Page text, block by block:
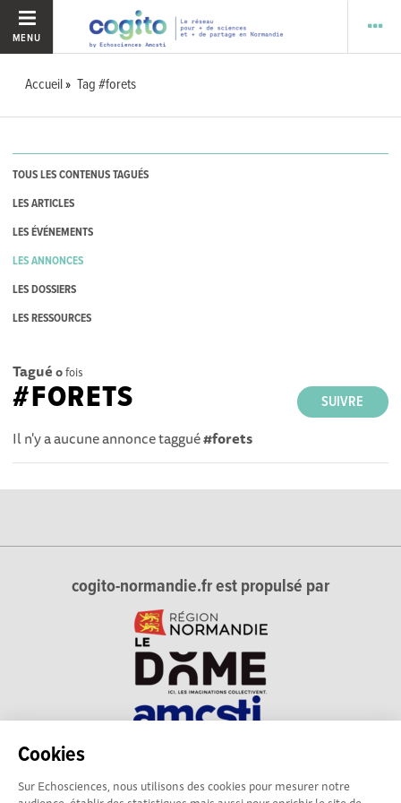
Cookies
Sur Echosciences, nous utilisons des cookies pour mesurer notre
MENU
Accueil Tag #forets
TOUS LES CONTENUS TAGUÉS
LES ARTICLES
LES ÉVÉNEMENTS
LES ANNONCES
LES DOSSIERS
LES RESSOURCES
Tagué 0fois
SUIVRE
#FORETS
Il n'y a aucune annonce taggué#forets
cogito-normandie.fr est propulsé par
technique et du dialogue science-société en Normandie.